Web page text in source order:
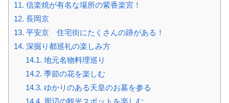
11. 信楽焼が有名な場所の紫香楽宮！
12. 長岡京
13. 平安京 住宅街にたくさんの跡がある！
14. 深掘り都巡礼の楽しみ方
14.1. 地元名物料理巡り
14.2. 季節の花を楽しむ
14.3. ゆかりのある天皇のお墓を参る